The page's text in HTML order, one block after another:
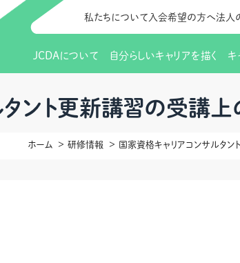
私たちについて 入会希望の方へ法人
JCDAについて
JCDAのビジョン
自分らしいキャリアを描く キ
入会のご案内
支部のご紹介
研修情報（お知らせ）
（更新講習・スキルアップ）
ント更新講習の受講
ホーム 研修情報